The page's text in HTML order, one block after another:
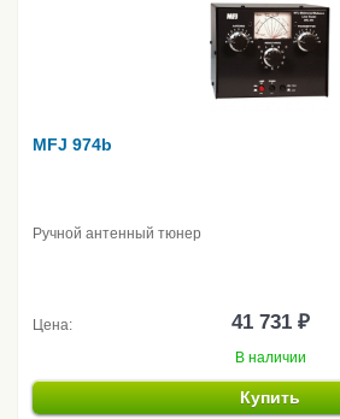
MFJ 974b
Ручной антенный тюнер
Цена: 41 731 ₽
В наличии
Купить